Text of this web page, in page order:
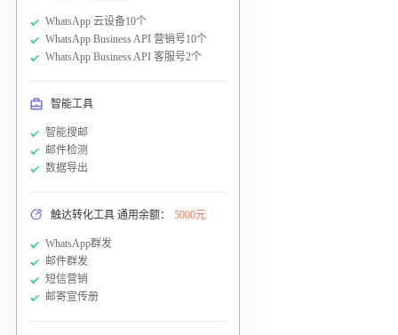
WhatsApp 云设备10个
WhatsApp Business API 营销号10个
WhatsApp Business API 客服号2个
智能工具
智能搜邮
邮件检测
数据导出
触达转化工具 通用余额： 5000元
WhatsApp群发
邮件群发
短信营销
邮寄宣传册